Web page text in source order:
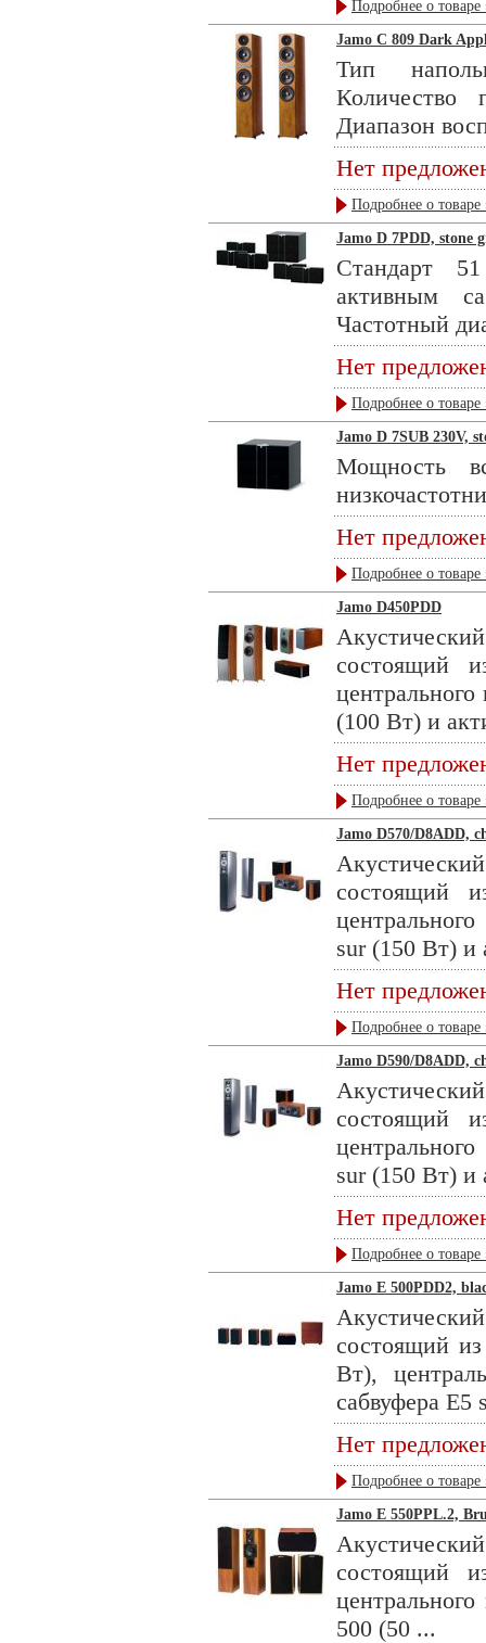
Подробнее о товаре
Jamo C 809 Dark
Тип
Диапазон
Нет
Подробнее о товаре
Jamo D 7PDD, stone
Стандарт
активным
Частотный
Нет
Подробнее о товаре
Jamo D 7SUB 230V,
Мощность
Нет
Подробнее о товаре
Jamo D450PDD
состоящий
(100 Вт) и
Нет
Подробнее о товаре
Jamo D570/D8ADD,
состоящий
sur (150 Вт) и
Нет
Подробнее о товаре
Jamo D590/D8ADD,
состоящий
sur (150 Вт) и
Нет
Подробнее о товаре
Jamo E 500PDD2,
состоящий
Вт),
сабвуфера E5
Нет
Подробнее о товаре
Jamo E 550PPL.2,
состоящий
500 (50 ...